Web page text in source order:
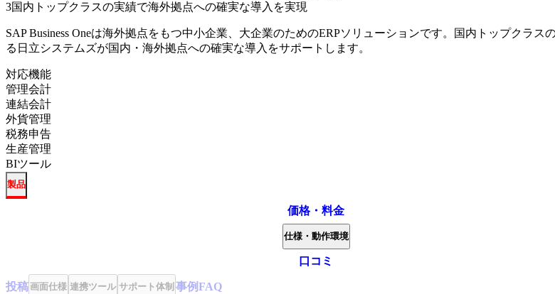
3国内トップクラスの実績で海外拠点への確実な導入を実現
SAP Business Oneは海外拠点をもつ中小企業、大企業のためのERPソリューションです。国内トップクラス
る日立システムズが国内・海外拠点への確実な導入をサポートします。
対応機能
管理会計
連結会計
外貨管理
税務申告
生産管理
BIツール
製品
価格・料金
仕様・動作環境
口コミ
投稿画面仕様 連携ツール サポート体制 事例FAQ